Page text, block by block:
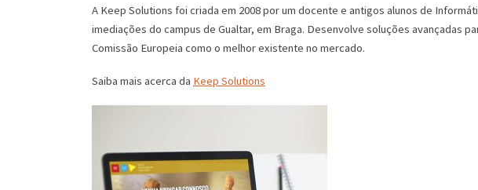
A Keep Solutions foi criada em 2008 por um docente e antigos alunos de
imediações do campus de Gualtar, em Braga. Desenvolve soluções avançadas
Comissão Europeia como o melhor existente no mercado.
Saiba mais acerca da Keep Solutions